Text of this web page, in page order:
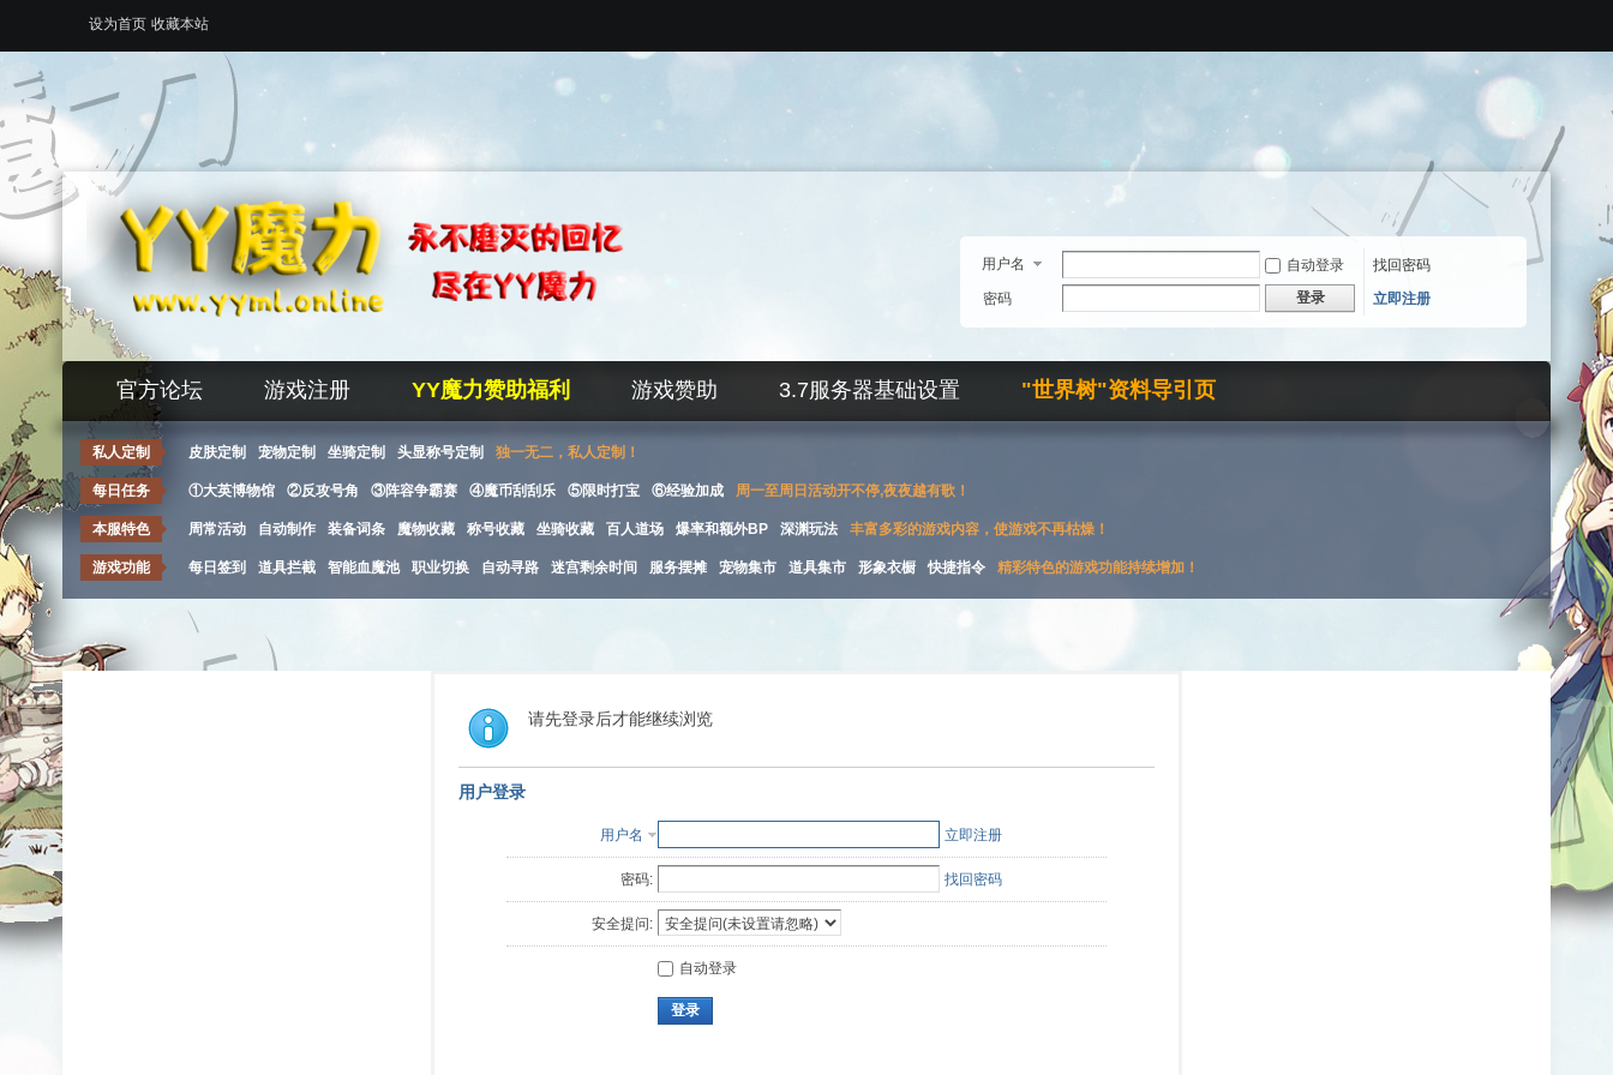
设为首页 收藏本站
用户名 自动登录
找回密码
密码
登录 立即注册
官方论坛 游戏注册 YY魔力赞助福利 游戏赞助 3.7服务器基础设置 "世界树"资料导引页
私人定制 皮肤定制 宠物定制 坐骑定制 头显称号定制 独一无二，私人定制！
每日任务 ①大英博物馆 ②反攻号角 ③阵容争霸赛 ④魔币刮刮乐 ⑤限时打宝 ⑥经验加成 周一至周日活动开不停,夜夜越有歌！
本服特色 周常活动 自动制作 装备词条 魔物收藏 称号收藏 坐骑收藏 百人道场 爆率和额外BP 深渊玩法 丰富多彩的游戏内容，使游戏不再枯燥！
游戏功能 每日签到 道具拦截 智能血魔池 职业切换 自动寻路 迷宫剩余时间 服务摆摊 宠物集市 道具集市 形象衣橱 快捷指令 精彩特色的游戏功能持续增加！
请先登录后才能继续浏览
用户登录
用户名 立即注册
密码: 找回密码
安全提问:
自动登录
登录